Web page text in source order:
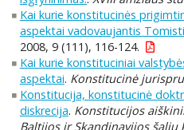
Kai kurie konstitucinės
aspektai vadovaujantis
2008, 9 (111), 116-124.
Kai kurie konstituciniai
aspektai. Konstitucinė
Konstitucija, konstitucinė
diskrecija. Konstitucijos
Baltijos ir Skandinavijos šalių